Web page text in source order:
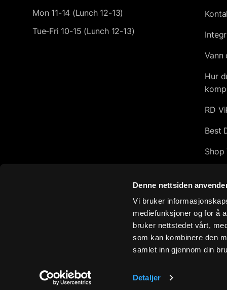
Denne nettsiden
Vi bruker
mediefunksjoner og for å
bruker nettstedet vårt,
som kan kombinere den
samlet inn gjennom din
Detaljer
Mon 11-14 (Lunch 12-13)
Tue-Fri 10-15 (Lunch 12-13)
Vann
Hur
RD
Best
Shop
Hur